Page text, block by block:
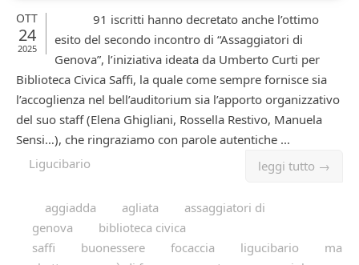
OTT
24
2025
91 iscritti hanno decretato anche l’ottimo
esito del secondo incontro di “Assaggiatori di
Genova”, l’iniziativa ideata da Umberto Curti per
Biblioteca Civica Saffi, la quale come sempre fornisce sia
l’accoglienza nel bell’auditorium sia l’apporto organizzativo
del suo staff (Elena Ghigliani, Rossella Restivo, Manuela
Sensi…), che ringraziamo con parole autentiche ...
leggi tutto →
Ligucibario
aggiadda agliata
assaggiatori di
genova
biblioteca civica
saffi
buonessere focaccia ligucibario
ma